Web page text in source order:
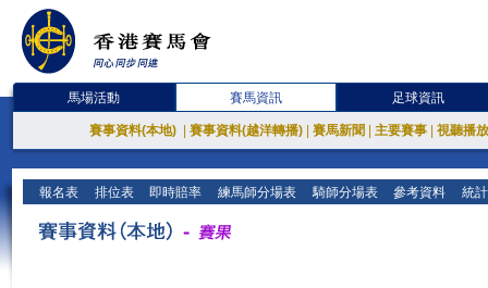
馬場活動 賽馬資訊 足球資訊
賽事資料(本地) 賽事資料(越洋轉播) 賽馬新聞 主要賽事 視聽播
報名表 排位表 即時賠率 練馬師分場表 騎師分場表 參考資料 統